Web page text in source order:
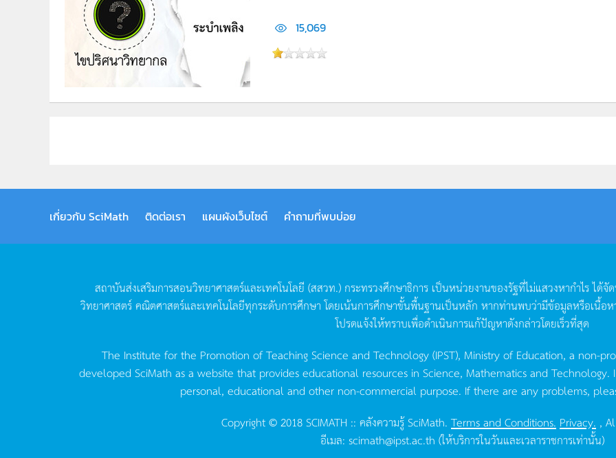
15,069
เกี่ยวกับ SciMath ติดต่อเรา แผนผังเว็บไซต์ คำถามที่พบบ่อย
สถาบันส่งเสริมการสอนวิทยาศาสตร์และเทคโนโลยี (สสวท.) กระทรวงศึกษาธิการ เป็นหน่วยงานของรัฐที่ไม่แสวงหากำไรได้จั
วิทยาศาสตร์คณิตศาสตร์และเทคโนโลยีทุกระดับการศึกษา โดยเน้นการศึกษาขั้นพื้นฐานเป็นหลัก หากท่านพบว่ามีข้อมูลหรือเนื้อห
โปรดแจ้งให้ทราบเพื่อดำเนินการแก้ปัญหาดังกล่าวโดยเร็วที่สุด
The Institute for the Promotion of Teaching Science and Technology (IPST), Ministry of Education, a non-
developed SciMath as a website that provides educational resources in Science, Mathematics and Technology.
personal, educational and other non-commercial purpose. If there are any problems,
Copyright © 2018 SCIMATH :: คลังความรู้ SciMath.Terms and Conditions. Privacy. ,
อีเมล: scimath@ipst.ac.th (ให้บริการในวันและเวลาราชการเท่านั้น)